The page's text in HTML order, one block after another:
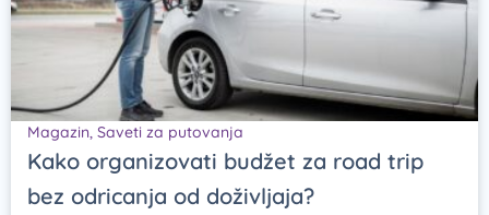
Magazin, Saveti za putovanja
Kako organizovati budžet za road trip
bez odricanja od doživljaja?